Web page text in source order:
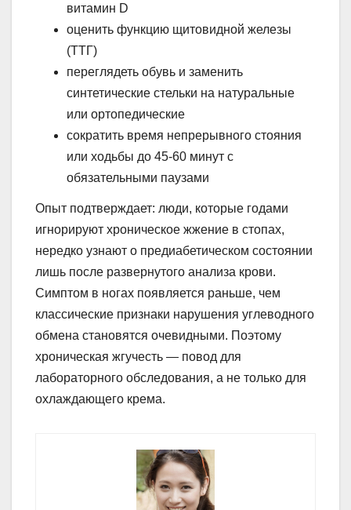
витамин D
оценить функцию щитовидной железы
(ТТГ)
переглядеть обувь и заменить
синтетические стельки на натуральные
или ортопедические
сократить время непрерывного стояния
или ходьбы до 45-60 минут с
обязательными паузами
Опыт подтверждает: люди, которые годами
игнорируют хроническое жжение в стопах,
нередко узнают о предиабетическом состоянии
лишь после развернутого анализа крови.
Симптом в ногах появляется раньше, чем
классические признаки нарушения углеводного
обмена становятся очевидными. Поэтому
хроническая жгучесть — повод для
лабораторного обследования, а не только для
охлаждающего крема.